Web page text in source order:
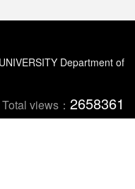
Department of
Total views： 2658361